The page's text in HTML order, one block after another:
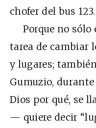
chofer del bus 123.
Porque no sólo
tarea de cambiar
y lugares;
Gumuzio,
Dios por qué, se
— quiere decir